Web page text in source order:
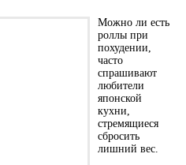
Можно ли есть
роллы при
похудении,
часто
спрашивают
любители
японской
кухни,
стремящиеся
сбросить
лишний вес.